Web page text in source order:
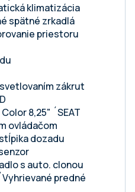
klimatizácia
spätné zrkadlá
priestoru
zákrut
8,25" ´SEAT
ovládačom
dozadu
s auto. clonou
predné